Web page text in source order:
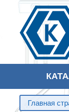
Главная